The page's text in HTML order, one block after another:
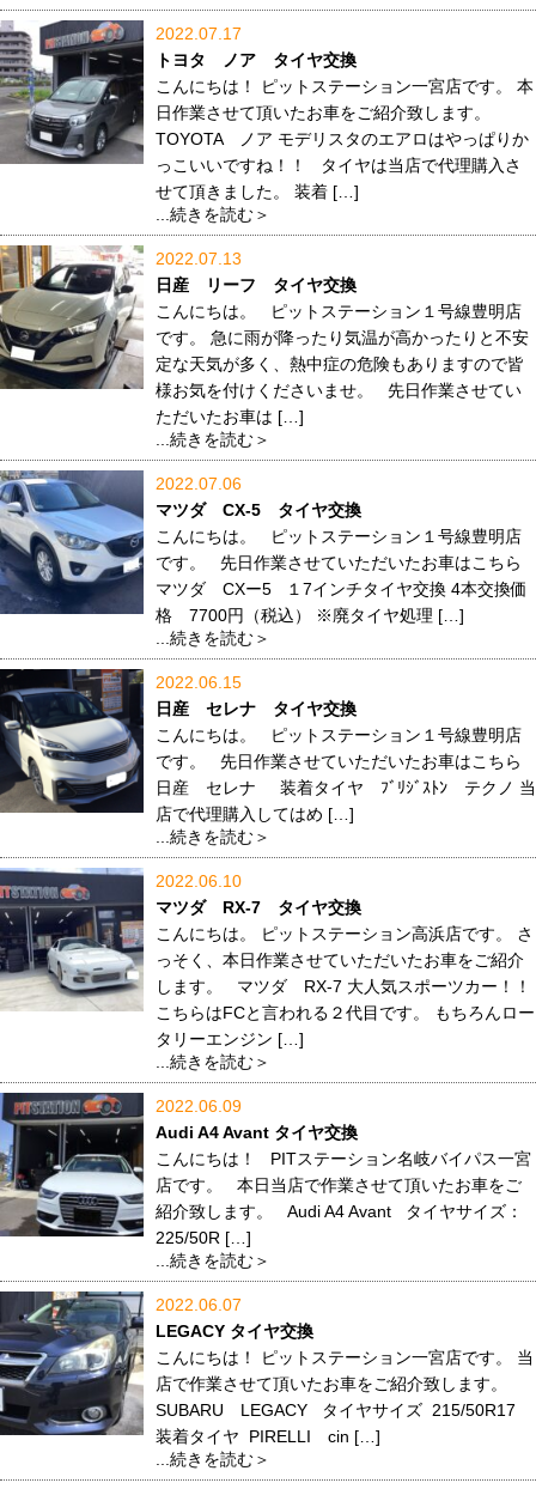
2022.07.17
トヨタ ノア タイヤ交換
こんにちは！ ピットステーション一宮店です。 本
日作業させて頂いたお車をご紹介致します。
TOYOTA ノア モデリスタのエアロはやっぱりか
っこいいですね！！ タイヤは当店で代理購入さ
せて頂きました。 装着 […]
...続きを読む＞
2022.07.13
日産 リーフ タイヤ交換
こんにちは。 ピットステーション１号線豊明店
です。 急に雨が降ったり気温が高かったりと不安
定な天気が多く、熱中症の危険もありますので皆
様お気を付けくださいませ。 先日作業させてい
ただいたお車は […]
...続きを読む＞
2022.07.06
マツダ CX-5 タイヤ交換
こんにちは。 ピットステーション１号線豊明店
です。 先日作業させていただいたお車はこちら
マツダ CXー5 １7インチタイヤ交換 4本交換価
格 7700円（税込） ※廃タイヤ処理 […]
...続きを読む＞
2022.06.15
日産 セレナ タイヤ交換
こんにちは。 ピットステーション１号線豊明店
です。 先日作業させていただいたお車はこちら
日産 セレナ 装着タイヤ ﾌﾞﾘｼﾞｽﾄﾝ テクノ 当
店で代理購入してはめ […]
...続きを読む＞
2022.06.10
マツダ RX-7 タイヤ交換
こんにちは。 ピットステーション高浜店です。 さ
っそく、本日作業させていただいたお車をご紹介
します。 マツダ RX-7 大人気スポーツカー！！
こちらはFCと言われる２代目です。 もちろんロー
タリーエンジン […]
...続きを読む＞
2022.06.09
Audi A4 Avant タイヤ交換
こんにちは！ PITステーション名岐バイパス一宮
店です。 本日当店で作業させて頂いたお車をご
紹介致します。 Audi A4 Avant タイヤサイズ：
225/50R […]
...続きを読む＞
2022.06.07
LEGACY タイヤ交換
こんにちは！ ピットステーション一宮店です。 当
店で作業させて頂いたお車をご紹介致します。
SUBARU LEGACY タイヤサイズ 215/50R17
装着タイヤ PIRELLI cin […]
...続きを読む＞